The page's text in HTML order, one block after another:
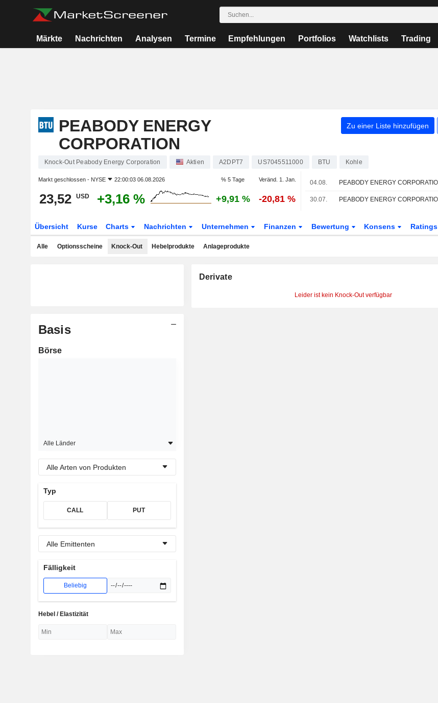
Märkte Nachrichten Analysen Termine Empfehlungen Portfolios Watchlists Trading
PEABODY ENERGY
CORPORATION
Zu einer Liste hinzufügen
Knock-Out Peabody Energy Corporation Aktien A2DPT7 US7045511000 BTU Kohle
Markt geschlossen - NYSE 22:00:03 06.08.2026 % 5 Tage Veränd. 1. Jan.
23,52 USD +3,16 % +9,91 % -20,81 %
04.08.
30.07.
Übersicht Kurse Charts Nachrichten Unternehmen Finanzen Bewertung Konsens Ratings
Alle Optionsscheine Knock-Out Hebelprodukte Anlageprodukte
Basis
Börse
Alle Länder
Alle Arten von Produkten
Typ
CALL PUT
Alle Emittenten
Fälligkeit
Beliebig
Hebel / Elastizität
Derivate
Leider ist kein Knock-Out verfügbar